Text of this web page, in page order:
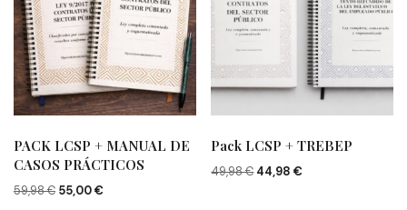
PACK LCSP + MANUAL DE
CASOS PRÁCTICOS
59,98€ El
55,00€El
Pack LCSP + TREBEP
49,98€ El
44,98€El